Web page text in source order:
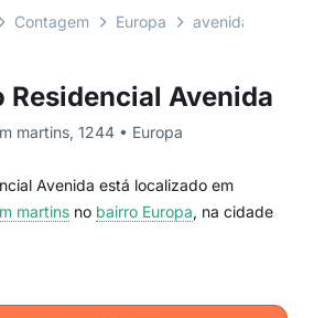
Residencial Avenida
martins, 1244 • Europa
Avenida está localizado em
martins no bairro Europa, na cidade
Contagem Europa avenida padre